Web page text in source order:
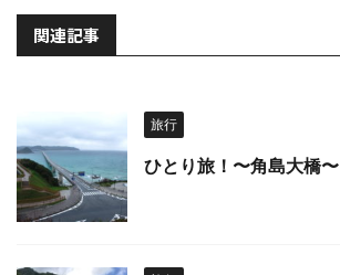
関連記事
旅行
ひとり旅！〜角島大橋〜